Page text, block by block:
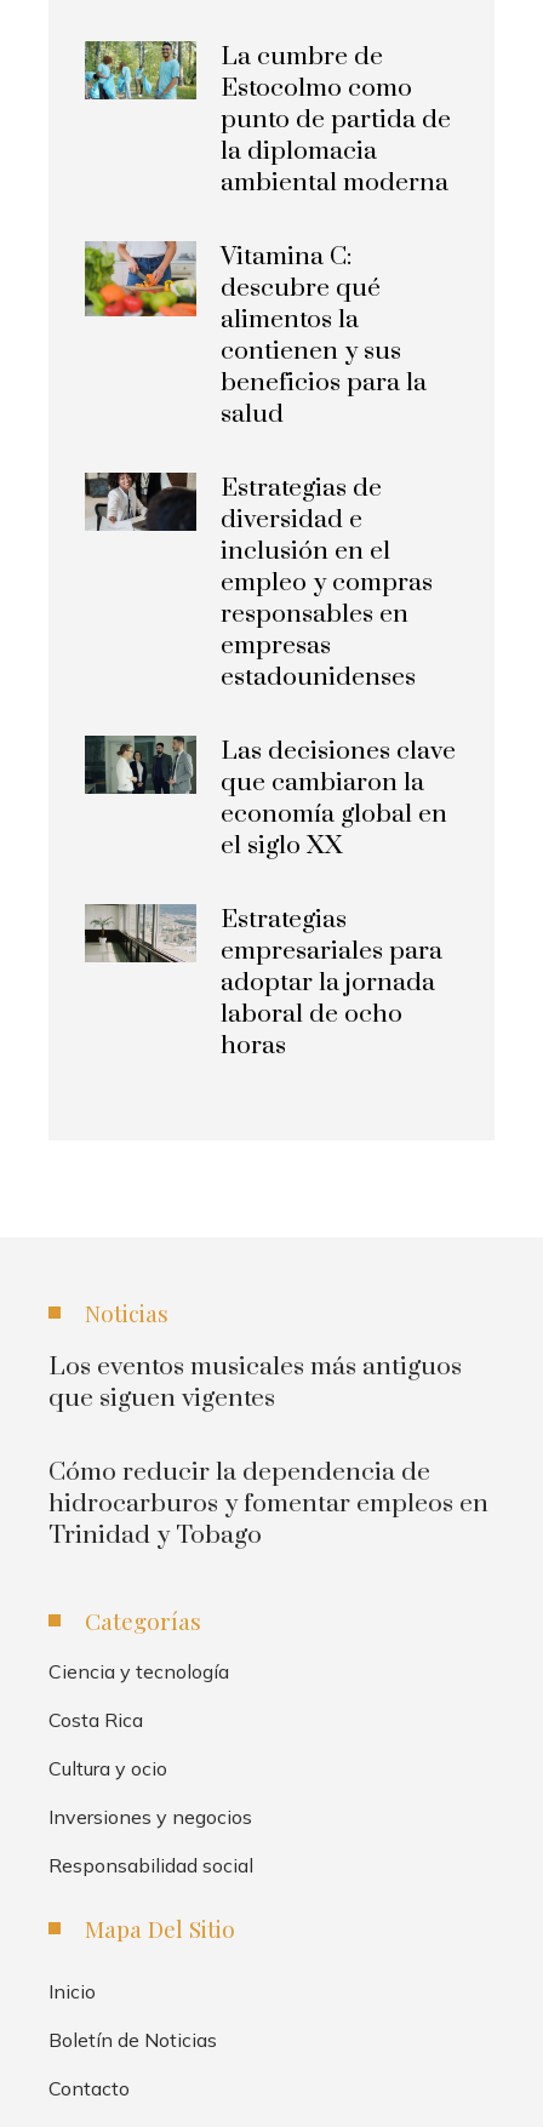
La cumbre de
Estocolmo como
punto de partida de
la diplomacia
ambiental moderna
Vitamina C:
descubre qué
alimentos la
contienen y sus
beneficios para la
salud
Estrategias de
diversidad e
inclusión en el
empleo y compras
responsables en
empresas
estadounidenses
Las decisiones clave
que cambiaron la
economía global en
el siglo XX
Estrategias
empresariales para
adoptar la jornada
laboral de ocho
horas
Noticias
Los eventos musicales más antiguos
que siguen vigentes
Cómo reducir la dependencia de
hidrocarburos y fomentar empleos en
Trinidad y Tobago
Categorías
Ciencia y tecnología
Costa Rica
Cultura y ocio
Inversiones y negocios
Responsabilidad social
Mapa Del Sitio
Inicio
Boletín de Noticias
Contacto